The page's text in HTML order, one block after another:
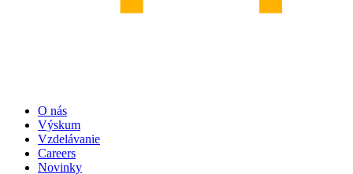
O nás
Výskum
Vzdelávanie
Careers
Novinky